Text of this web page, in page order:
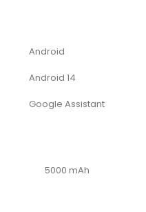
Android
Android 14
Google Assistant
5000 mAh